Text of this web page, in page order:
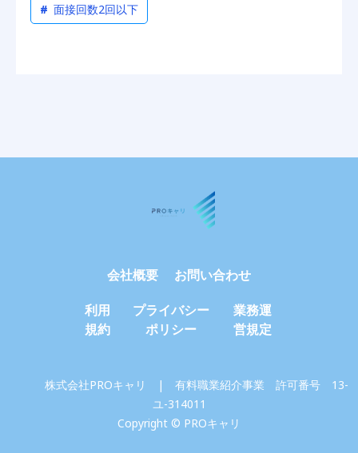
# 面接回数2回以下
会社概要
お問い合わせ
利用
規約
プライバシー
ポリシー
業務運
営規定
株式会社PROキャリ | 有料職業紹介事業 許可番号 13-
ユ-314011
Copyright © PROキャリ